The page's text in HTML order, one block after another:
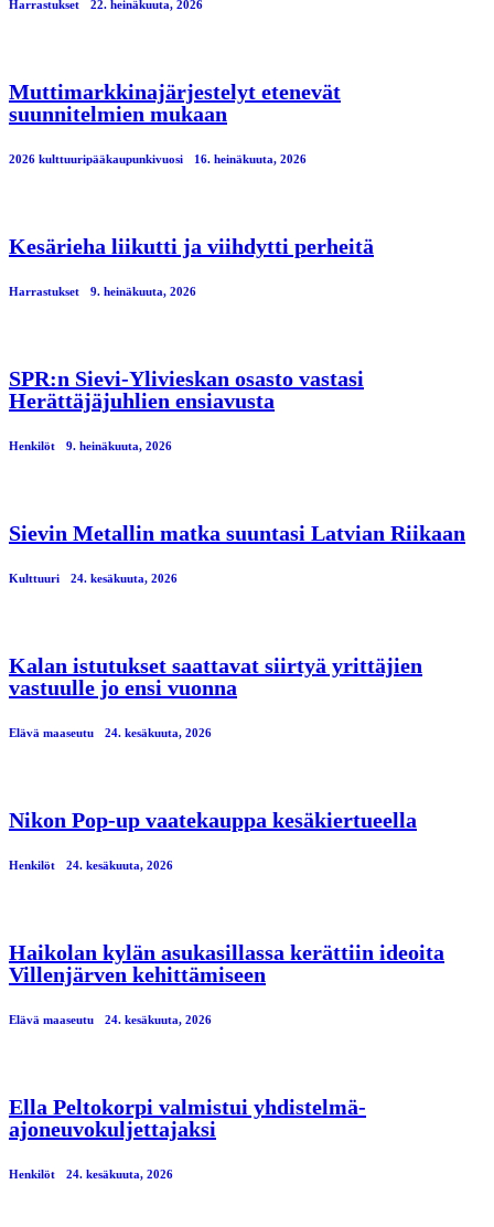
Harrastukset 22. heinäkuuta, 2026
Muttimarkkinajärjestelyt etenevät
suunnitelmien mukaan
2026 kulttuuripääkaupunkivuosi 16. heinäkuuta, 2026
Kesärieha liikutti ja viihdytti perheitä
Harrastukset 9. heinäkuuta, 2026
SPR:n Sievi-Ylivieskan osasto vastasi
Herättäjäjuhlien ensiavusta
Henkilöt 9. heinäkuuta, 2026
Sievin Metallin matka suuntasi Latvian Riikaan
Kulttuuri 24. kesäkuuta, 2026
Kalan istutukset saattavat siirtyä yrittäjien
vastuulle jo ensi vuonna
Elävä maaseutu 24. kesäkuuta, 2026
Nikon Pop-up vaatekauppa kesäkiertueella
Henkilöt 24. kesäkuuta, 2026
Haikolan kylän asukasillassa kerättiin ideoita
Villenjärven kehittämiseen
Elävä maaseutu 24. kesäkuuta, 2026
Ella Peltokorpi valmistui yhdistelmä-
ajoneuvokuljettajaksi
Henkilöt 24. kesäkuuta, 2026